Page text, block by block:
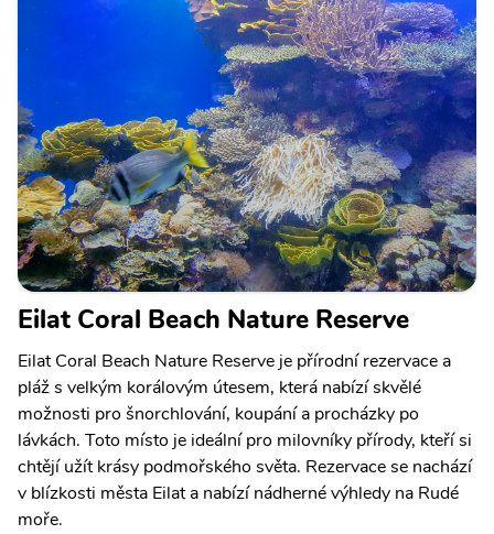
Eilat Coral Beach Nature Reserve
Eilat Coral Beach Nature Reserve je přírodní rezervace a
pláž s velkým korálovým útesem, která nabízí skvělé
možnosti pro šnorchlování, koupání a procházky po
lávkách. Toto místo je ideální pro milovníky přírody, kteří si
chtějí užít krásy podmořského světa. Rezervace se nachází
v blízkosti města Eilat a nabízí nádherné výhledy na Rudé
moře.